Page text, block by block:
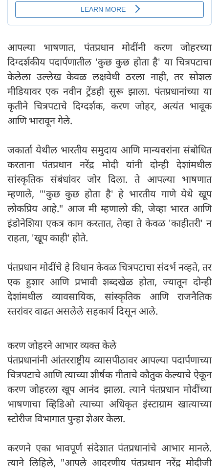
आपल्या भाषणात, पंतप्रधान मोदींनी करण जोहरच्या
दिग्दर्शकीय पदार्पणातील 'कुछ कुछ होता है' या चित्रपटाचा
केलेला उल्लेख केवळ लक्षवेधी ठरला नाही, तर सोशल
मीडियावर एक नवीन ट्रेंडही सुरू झाला. पंतप्रधानांच्या या
कृतीने चित्रपटाचे दिग्दर्शक, करण जोहर, अत्यंत भावूक
आणि भारावून गेले.
जकार्ता येथील भारतीय समुदाय आणि मान्यवरांना संबोधित
करताना पंतप्रधान नरेंद्र मोदी यांनी दोन्ही देशांमधील
सांस्कृतिक संबंधांवर जोर दिला. ते आपल्या भाषणात
म्हणाले, "'कुछ कुछ होता है' हे भारतीय गाणे येथे खूप
लोकप्रिय आहे." आज मी म्हणालो की, जेव्हा भारत आणि
इंडोनेशिया एकत्र काम करतात, तेव्हा ते केवळ 'काहीतरी' न
राहता, 'खूप काही' होते.
पंतप्रधान मोदींचे हे विधान केवळ चित्रपटाचा संदर्भ नव्हते, तर
एक हुशार आणि प्रभावी शब्दखेळ होता, ज्यातून दोन्ही
देशांमधील व्यावसायिक, सांस्कृतिक आणि राजनैतिक
स्तरांवर वाढत असलेले सहकार्य दिसून आले.
करण जोहरने आभार व्यक्त केले
पंतप्रधानांनी आंतरराष्ट्रीय व्यासपीठावर आपल्या पदार्पणाच्या
चित्रपटाचे आणि त्याच्या शीर्षक गीताचे कौतुक केल्याचे ऐकून
करण जोहरला खूप आनंद झाला. त्याने पंतप्रधान मोदींच्या
भाषणाचा व्हिडिओ त्याच्या अधिकृत इंस्टाग्राम खात्याच्या
स्टोरीज विभागात पुन्हा शेअर केला.
करणने एका भावपूर्ण संदेशात पंतप्रधानांचे आभार मानले.
त्याने लिहिले, "आपले आदरणीय पंतप्रधान नरेंद्र मोदीजी